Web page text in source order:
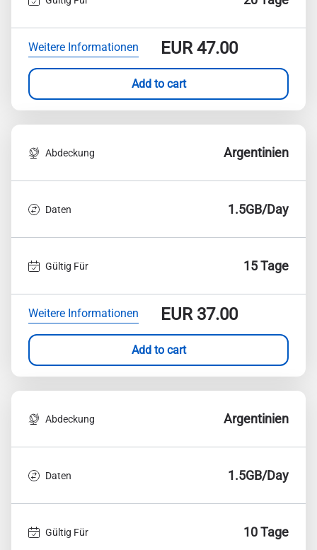
Weitere Informationen EUR47.00
Add to cart
Abdeckung Argentinien
Daten 1.5GB/Day
Gültig Für 15 Tage
Weitere Informationen EUR37.00
Add to cart
Abdeckung Argentinien
Daten 1.5GB/Day
Gültig Für 10 Tage